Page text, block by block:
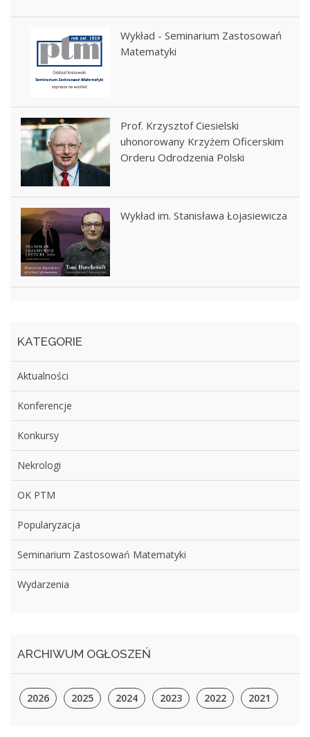
Wykład - Seminarium Zastosowań
Matematyki
Prof. Krzysztof Ciesielski
uhonorowany Krzyżem Oficerskim
Orderu Odrodzenia Polski
Wykład im. Stanisława Łojasiewicza
KATEGORIE
Aktualności
Konferencje
Konkursy
Nekrologi
OK PTM
Popularyzacja
Seminarium Zastosowań Matematyki
Wydarzenia
ARCHIWUM OGŁOSZEŃ
2026 2025 2024 2023 2022 2021